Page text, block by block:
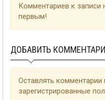
Комментариев к записи
первым!
ДОБАВИТЬ
Оставлять комментарии
зарегистрированные